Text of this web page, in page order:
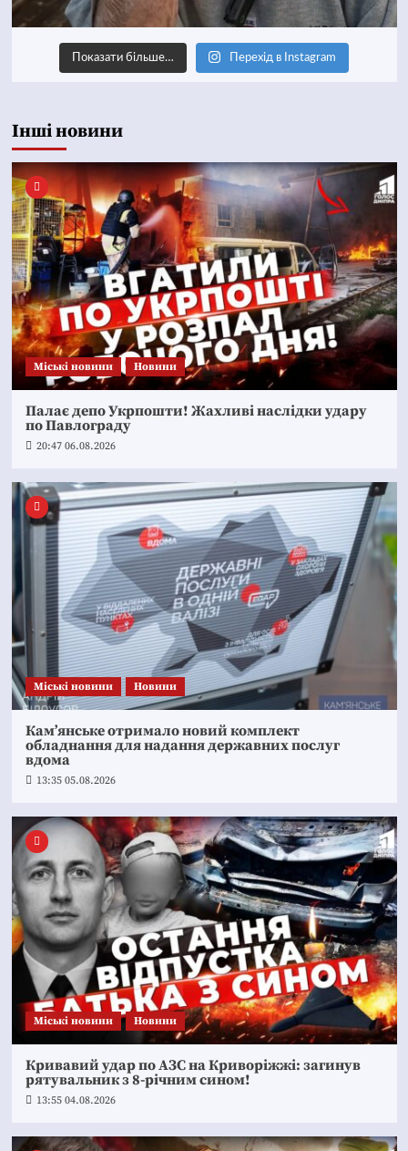
Показати більше… Перехід в Instagram
Інші новини
Mіські новини Новини
Палає депо Укрпошти! Жахливі наслідки удару
по Павлограду
20:47 06.08.2026
Mіські новини Новини
Кам’янське отримало новий комплект
обладнання для надання державних послуг
вдома
13:35 05.08.2026
Mіські новини Новини
Кривавий удар по АЗС на Криворіжжі: загинув
рятувальник з 8-річним сином!
13:55 04.08.2026